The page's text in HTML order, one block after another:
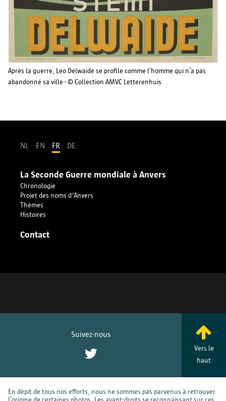
Après la guerre, Leo Delwaide se profile comme l’homme qui n’a pas
abandonné sa ville - © Collection AMVC Letterenhuis
NL EN FR DE
La Seconde Guerre mondiale à Anvers
Chronologie
Projet des noms d'Anvers
Thèmes
Histoires
Contact
Suivez-nous
Twitter
Vers le
haut
En dépit de tous nos efforts, nous ne sommes pas parvenus à retrouver
l’origine de certaines photos. Les ayant-droits se reconnaissant sur ces